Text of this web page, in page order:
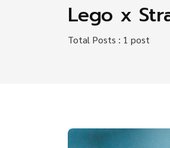
Lego x
Total Posts : 1 post